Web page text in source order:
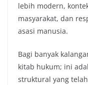
lebih modern,
masyarakat, dan
asasi manusia.
Bagi banyak
kitab hukum; ini
struktural yang